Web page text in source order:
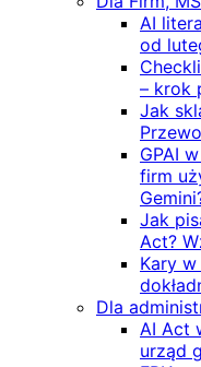
AI
od
– krok
Jak
GPAI
firm
Jak
Act?
Kary
Dla
AI Act
urząd